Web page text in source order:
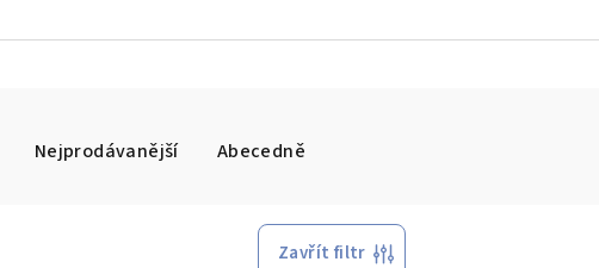
Nejprodávanější Abecedně
Zavřít filtr